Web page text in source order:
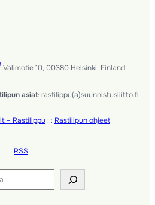
· Valimotie 10, 00380 Helsinki, Finland
asiat: rastilippu(a)suunnistusliitto.fi
– Rastilippu ::: Rastilipun ohjeet
RSS